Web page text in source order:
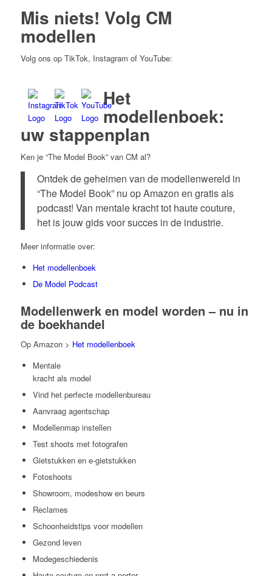
Mis niets! Volg CM
modellen
Volg ons op TikTok, Instagram of YouTube:
Het
modellenboek:
uw stappenplan
Ken je “The Model Book” van CM al?
Ontdek de geheimen van de modellenwereld in
“The Model Book” nu op Amazon en gratis als
podcast! Van mentale kracht tot haute couture,
het is jouw gids voor succes in de industrie.
Meer informatie over:
Het modellenboek
De Model Podcast
Modellenwerk en model worden – nu in
de boekhandel
Op Amazon > Het modellenboek
Mentale
kracht als model
Vind het perfecte modellenbureau
Aanvraag agentschap
Modellenmap instellen
Test shoots met fotografen
Gietstukken en e-gietstukken
Fotoshoots
Showroom, modeshow en beurs
Reclames
Schoonheidstips voor modellen
Gezond leven
Modegeschiedenis